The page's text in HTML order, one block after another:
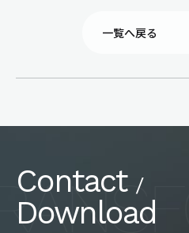
一覧へ戻る
Contact /
Download